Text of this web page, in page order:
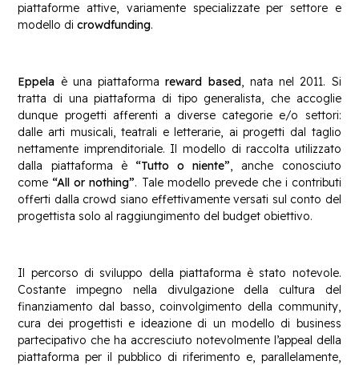
Sviluppo software BeeProd
Inizia a digitare per visualizzare le pagine consigliate.
piattaforme attive, variamente specializzate per settore e
modello dicrowdfunding.
Eppela è una piattaformareward based, nata nel 2011. Si
tratta di una piattaforma di tipo generalista, che accoglie
dunque progetti afferenti a diverse categorie e/o settori:
dalle arti musicali, teatrali e letterarie, ai progetti dal taglio
nettamente imprenditoriale. Il modello di raccolta utilizzato
dalla piattaforma è “Tutto o niente”, anche conosciuto
come “All or nothing”. Tale modello prevede che i contributi
offerti dalla crowd siano effettivamente versati sul conto del
progettista solo al raggiungimento del budget obiettivo.
Il percorso di sviluppo della piattaforma è stato notevole.
Costante impegno nella divulgazione della cultura del
finanziamento dal basso, coinvolgimento della community,
cura dei progettisti e ideazione di un modello di business
partecipativo che ha accresciuto notevolmente l’appeal della
piattaforma per il pubblico di riferimento e, parallelamente,